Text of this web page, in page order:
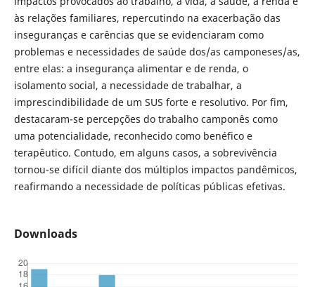
às relações familiares, repercutindo na exacerbação das
inseguranças e carências que se evidenciaram como
problemas e necessidades de saúde dos/as camponeses/as,
entre elas: a insegurança alimentar e de renda, o
isolamento social, a necessidade de trabalhar, a
imprescindibilidade de um SUS forte e resolutivo. Por fim,
destacaram-se percepções do trabalho camponês como
uma potencialidade, reconhecido como benéfico e
terapêutico. Contudo, em alguns casos, a sobrevivência
tornou-se difícil diante dos múltiplos impactos pandêmicos,
reafirmando a necessidade de políticas públicas efetivas.
Downloads